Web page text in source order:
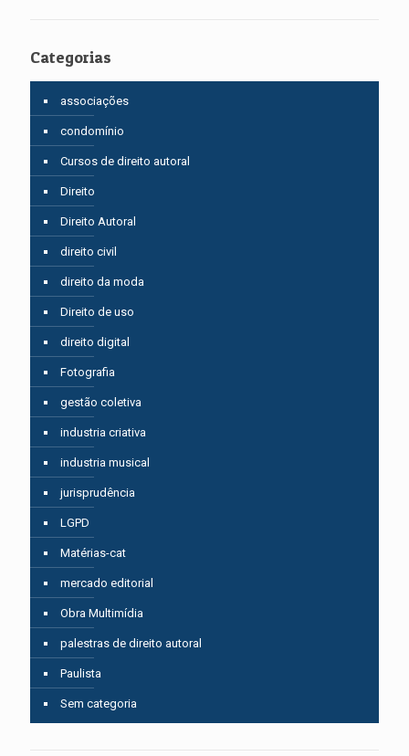
Categorias
associações
condomínio
Cursos de direito autoral
Direito
Direito Autoral
direito civil
direito da moda
Direito de uso
direito digital
Fotografia
gestão coletiva
industria criativa
industria musical
jurisprudência
LGPD
Matérias-cat
mercado editorial
Obra Multimídia
palestras de direito autoral
Paulista
Sem categoria